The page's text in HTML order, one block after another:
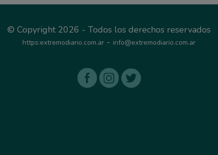
© Copyright 2026 - Todos los derechos reservados
https:extremodiario.com.ar - info@extremodiario.com.ar